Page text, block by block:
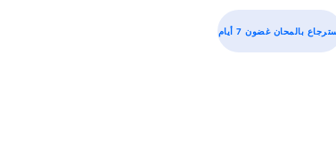
بالمحان غضون 7 أيام